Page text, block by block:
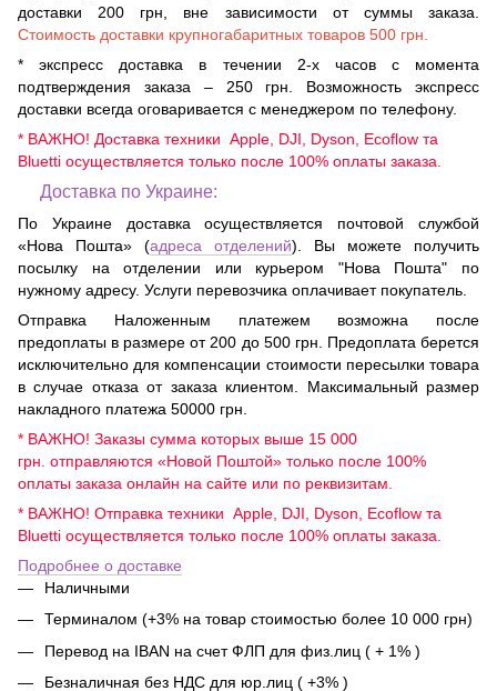
доставки 200 грн, вне зависимости от суммы заказа.
Стоимость доставки крупногабаритных товаров 500 грн.
* экспресс доставка в течении 2-х часов с момента
подтверждения заказа – 250 грн. Возможность экспресс
доставки всегда оговаривается с менеджером по телефону.
* ВАЖНО! Доставка техники Apple, DJI, Dyson, Ecoflow та
Bluetti осуществляется только после 100% оплаты заказа.
Доставка по Украине:
По Украине доставка осуществляется почтовой службой
«Нова Пошта» (адреса отделений). Вы можете получить
посылку на отделении или курьером "Нова Пошта" по
нужному адресу. Услуги перевозчика оплачивает покупатель.
Отправка Наложенным платежем возможна после
предоплаты в размере от 200 до 500 грн. Предоплата берется
исключительно для компенсации стоимости пересылки товара
в случае отказа от заказа клиентом. Максимальный размер
накладного платежа 50000 грн.
* ВАЖНО! Заказы сумма которых выше 15 000
грн. отправляются «Новой Поштой» только после 100%
оплаты заказа онлайн на сайте или по реквизитам.
* ВАЖНО! Отправка техники Apple, DJI, Dyson, Ecoflow та
Bluetti осуществляется только после 100% оплаты заказа.
Подробнее о доставке
Наличными
Терминалом (+3% на товар стоимостью более 10 000 грн)
Перевод на IBAN на счет ФЛП для физ.лиц ( + 1% )
Безналичная без НДС для юр.лиц ( +3% )